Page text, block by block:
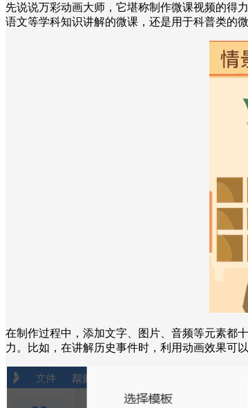
先说说万彩动画大师，它堪称制作微课视频的得
语文等学科知识讲解的微课，还是用于科普类的
在制作过程中，添加文字、图片、音频等元素都
力。比如，在讲解历史事件时，利用动画效果可